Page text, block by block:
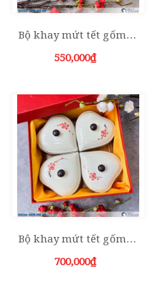
Bộ khay mứt tết gốm sứ bát tim 3 hũ sen đỏ
550,000₫
Bộ khay mứt tết gốm sứ bát tim 4 hũ đào đỏ
700,000₫